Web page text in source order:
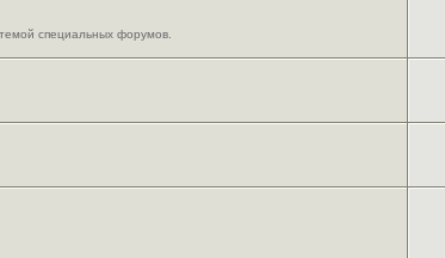
специальных форумов.